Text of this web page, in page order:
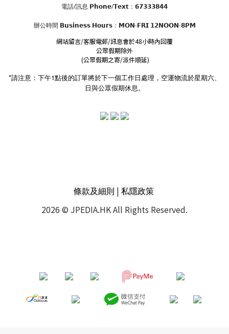
電話/訊息 𝗣𝗵𝗼𝗻𝗲/𝗧𝗲𝘅𝘁：𝟲𝟳𝟯𝟯𝟯𝟴𝟰𝟰
辦公時間 𝗕𝘂𝘀𝗶𝗻𝗲𝘀𝘀 𝗛𝗼𝘂𝗿𝘀：𝗠𝗢𝗡-𝗙𝗥𝗜 𝟭𝟮𝗡𝗢𝗢𝗡-𝟴𝗣𝗠
網站留言/客服電郵/訊息會於48小時內回覆
公眾假期除外
(公眾假期之寄/派件順延)
*請注意：下午1點後的訂單將於下一個工作日處理，空運物流於星期六、
日與公眾假期休息。
條款及細則 | 私隱政策
2026 © JPEDIA.HK All Rights Reserved.